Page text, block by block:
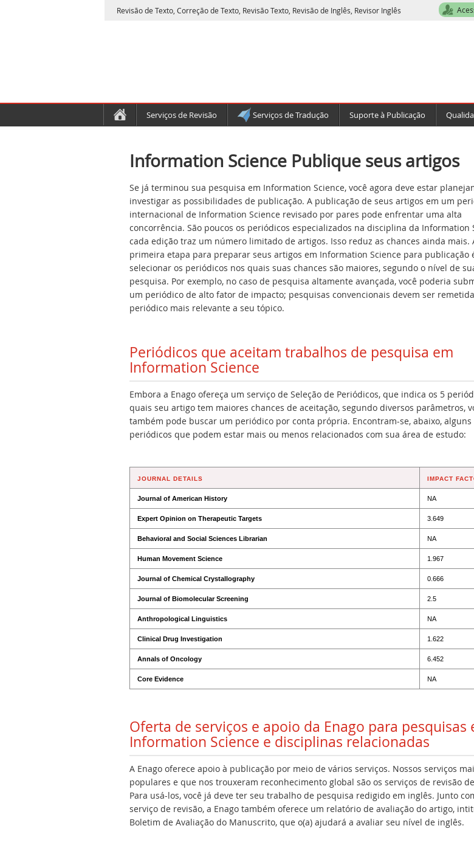
Revisão de Texto, Correção de Texto, Revisão Texto, Revisão de Inglês, Revisor Inglês
Serviços de Revisão Serviços de Tradução Suporte à Publicação
Information Science Publique seus artigos
Se já terminou sua pesquisa em Information Science, você agora deve estar
investigar as possibilidades de publicação. A publicação de seus artigos em um
internacional de Information Science revisado por pares pode enfrentar uma alta
concorrência. São poucos os periódicos especializados na disciplina da Information
cada edição traz um número limitado de artigos. Isso reduz as chances ainda mais.
primeira etapa para preparar seus artigos em Information Science para publicação
selecionar os periódicos nos quais suas chances são maiores, segundo o nível de
pesquisa. Por exemplo, no caso de pesquisa altamente avançada, você poderia
um periódico de alto fator de impacto; pesquisas convencionais devem ser
periódico mais relevante a seu tópico.
Periódicos que aceitam trabalhos de pesquisa em
Information Science
Embora a Enago ofereça um serviço de Seleção de Periódicos, que indica os 5
quais seu artigo tem maiores chances de aceitação, segundo diversos parâmetros,
também pode buscar um periódico por conta própria. Encontram-se, abaixo, alguns
periódicos que podem estar mais ou menos relacionados com sua área de estudo:
JOURNAL DETAILS IMPACT
Journal of American History NA
Expert Opinion on Therapeutic Targets 3.649
Behavioral and Social Sciences Librarian NA
Human Movement Science 1.967
Journal of Chemical Crystallography 0.666
Journal of Biomolecular Screening 2.5
Anthropological Linguistics NA
Clinical Drug Investigation 1.622
Annals of Oncology 6.452
Core Evidence NA
Oferta de serviços e apoio da Enago para pesquisas
Information Science e disciplinas relacionadas
A Enago oferece apoio à publicação por meio de vários serviços. Nossos serviços
populares e que nos trouxeram reconhecimento global são os serviços de revisão
Para usá-los, você já deve ter seu trabalho de pesquisa redigido em inglês. Junto
serviço de revisão, a Enago também oferece um relatório de avaliação do artigo,
Boletim de Avaliação do Manuscrito, que o(a) ajudará a avaliar seu nível de inglês.